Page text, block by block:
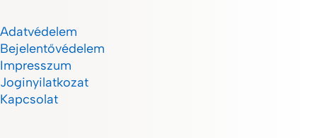
Adatvédelem
Bejelentővédelem
Impresszum
Joginyilatkozat
Kapcsolat